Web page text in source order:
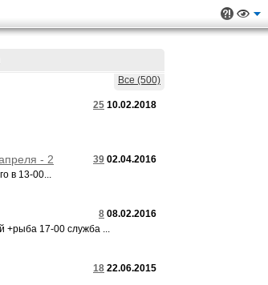
Все (500)
25 10.02.2018
39 02.04.2016
- 2
в 13-00...
8 08.02.2016
+рыба 17-00 служба ...
18 22.06.2015